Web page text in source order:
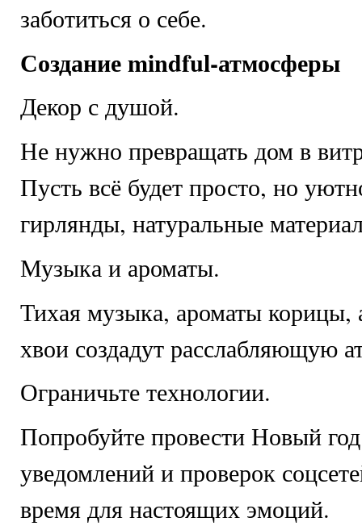
заботиться о себе.
Создание mindful-атмосферы
Декор с душой.
Не нужно превращать дом в
Пусть всё будет просто, но
гирлянды, натуральные
Музыка и ароматы.
Тихая музыка, ароматы корицы,
хвои создадут расслабляющую
Ограничьте технологии.
Попробуйте провести Новый
уведомлений и проверок
время для настоящих эмоций.